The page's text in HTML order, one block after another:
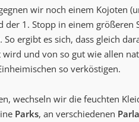
wir noch einem Kojoten
der 1. Stopp in einem
So ergibt es sich, dass gleich
und von so gut wie allen
so verköstigen.
wechseln wir die feuchten
Parks, an verschiedenen